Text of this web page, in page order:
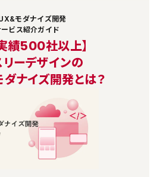
モダナイズ開発
ビス紹介ガイド
績500社以上】
リーデザインの
ナイズ開発とは？